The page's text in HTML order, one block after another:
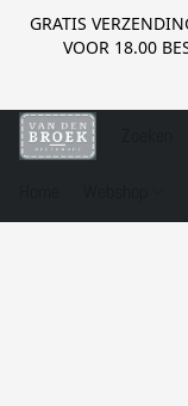
GRATIS
VOOR 18.00